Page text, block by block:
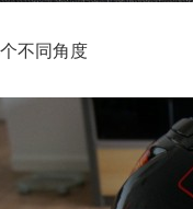
不同角度